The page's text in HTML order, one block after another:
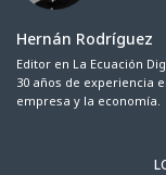
Hernán Rodríguez
Editor en La Ecuación
30 años de experiencia
empresa y la economía.